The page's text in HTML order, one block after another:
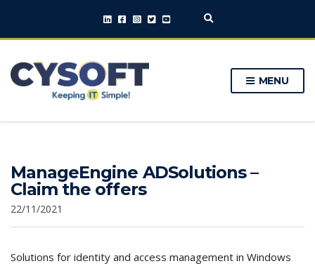
E
p
a
f
o
MENU
ManageEngine ADSolutions –
Claim the offers
22/11/2021
Solutions for identity and access management in Windows